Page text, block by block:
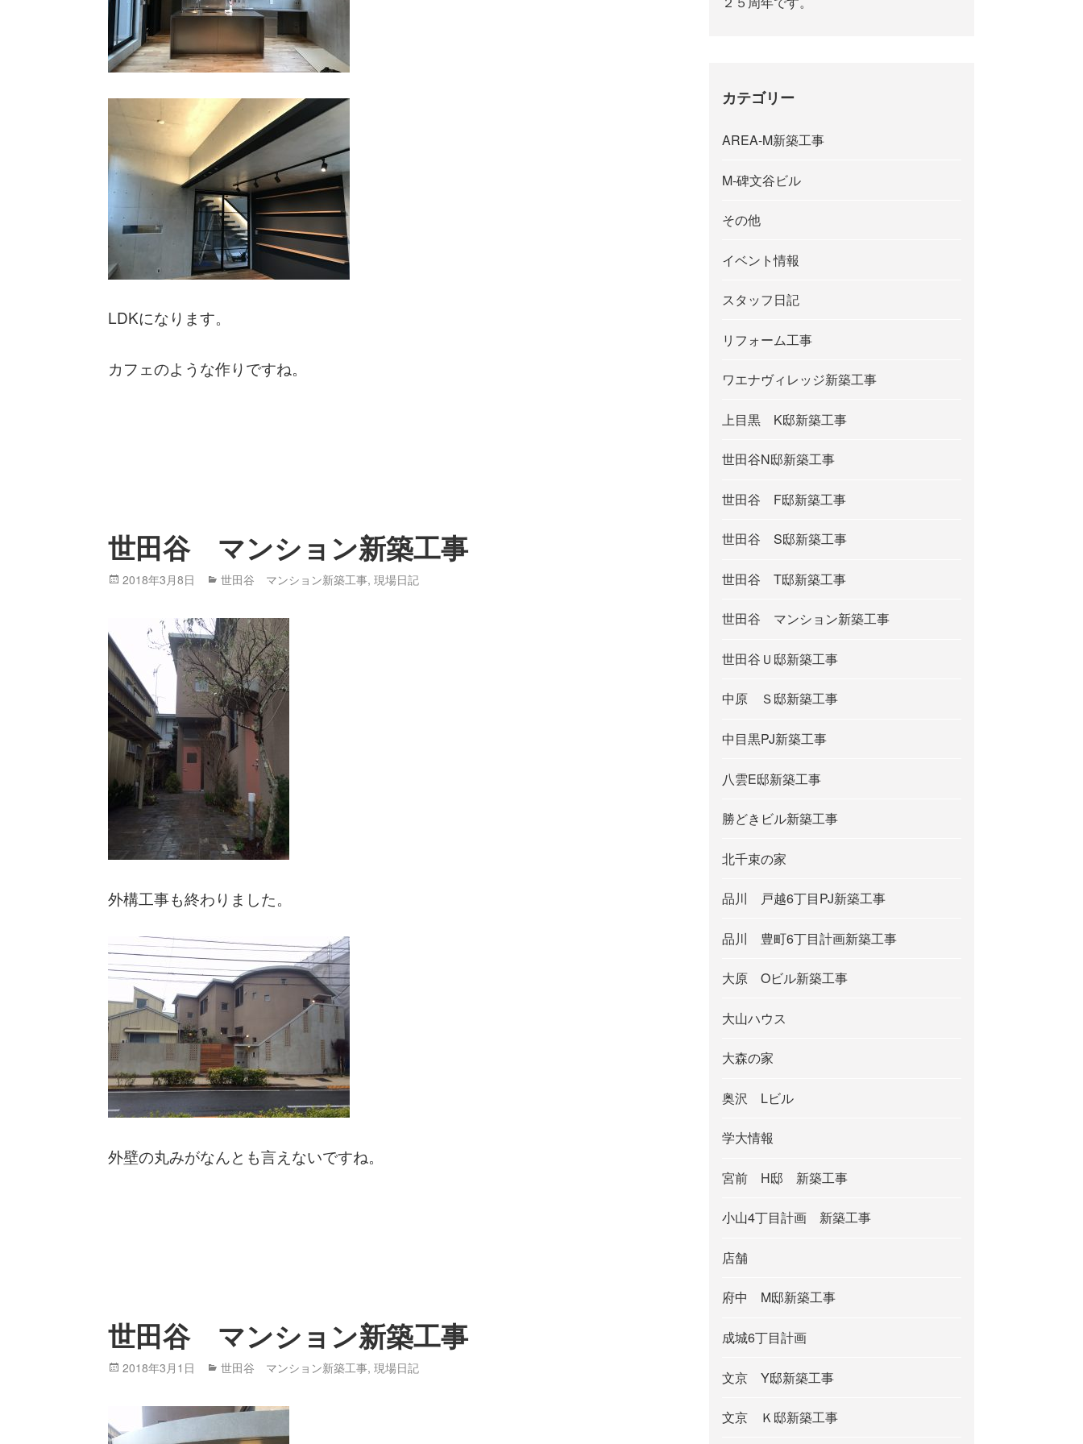
LDKになります。
カフェのような作りですね。
世田谷 マンション新築工事
Posted
2018年3月8日 Categories
世田谷 マンション新築工事,現場日記
外構工事も終わりました。
外壁の丸みがなんとも言えないですね。
世田谷 マンション新築工事
Posted
2018年3月1日 Categories
世田谷 マンション新築工事,現場日記
カテゴリー
AREA-M新築工事
M-碑文谷ビル
その他
イベント情報
スタッフ日記
リフォーム工事
ワエナヴィレッジ新築工事
上目黒 K邸新築工事
世田谷N邸新築工事
世田谷 F邸新築工事
世田谷 S邸新築工事
世田谷 T邸新築工事
世田谷 マンション新築工事
世田谷Ｕ邸新築工事
中原 Ｓ邸新築工事
中目黒PJ新築工事
八雲E邸新築工事
勝どきビル新築工事
北千束の家
品川 戸越6丁目PJ新築工事
品川 豊町6丁目計画新築工事
大原 Oビル新築工事
大山ハウス
大森の家
奥沢 Lビル
学大情報
宮前 H邸 新築工事
小山4丁目計画 新築工事
店舗
府中 M邸新築工事
成城6丁目計画
文京 Y邸新築工事
文京 Ｋ邸新築工事